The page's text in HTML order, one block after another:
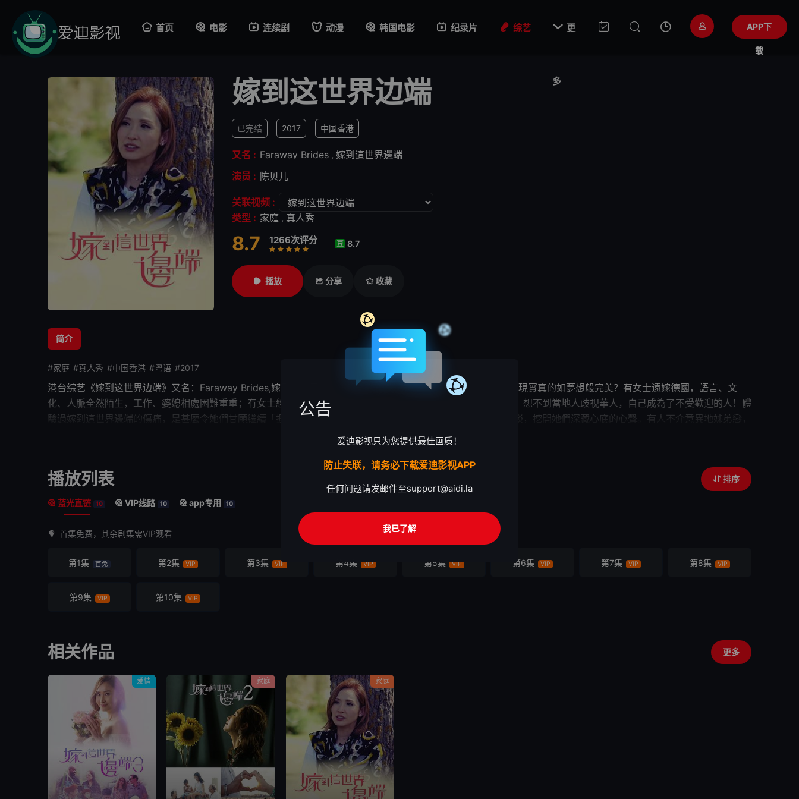
首页 电影 连续剧 动漫 韩国电影 纪录片 综艺  更
多
APP下
载
嫁到这世界边端
已完结 2017 中国香港
又名 : Faraway Brides , 嫁到這世界邊端
演员 : 陈贝儿
关联视频 :
类型 : 家庭 , 真人秀
8.7 1266次评分
很差
较差还行推荐
力荐
豆 8.7
播放 分享 收藏
简介
#家庭 #真人秀 #中国香港 #粤语 #2017
港台综艺《嫁到这世界边端》又名：Faraway Brides,嫁到這世界邊端，讲述了：不少香港女士夢想做過埠新娘，現實真的如夢想般完美？有女士遠嫁德國，語言、文
化、人脈全然陌生，工作、婆媳相處困難重重；有女士經歷人生谷底時，遇到一名丹麥男子，被他感動嫁到彼邦，想不到當地人歧視華人，自己成為了不受歡迎的人！體
驗過嫁到這世界邊端的傷痛，是甚麼令她們甘願繼續「捱」下去，為愛情狠狠賭一把？陳貝兒與這些主角促膝詳談，挖開她們深藏心底的心聲。有人不介意異地姊弟戀，
願意放棄香港的優渥生活，主動追求泰國「弟弟」，認為愛情要積極爭取，不應受地域限制；亦有女士出差時遇到心儀對象，認定是上天註定的異地姻緣，跟隨命運指引
 展开
播放列表 排序
蓝光直链 10 VIP线路 10 app专用 10
首集免费，其余剧集需VIP观看
第1集 首免 第2集 VIP 第3集 VIP 第4集 VIP 第5集 VIP 第6集 VIP 第7集 VIP 第8集 VIP
第9集 VIP 第10集 VIP
相关作品 更多
爱情 家庭 家庭
公告
爱迪影视只为您提供最佳画质！
防止失联，请务必下载爱迪影视APP
任何问题请发邮件至support@aidi.la
我已了解